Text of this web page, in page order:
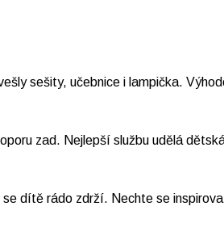
sešity, učebnice i lampička.
zad. Nejlepší službu udělá
dítě rádo zdrží. Nechte se